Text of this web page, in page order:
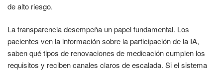
de alto riesgo.
La transparencia desempeña un papel fundamental. Los
pacientes ven la información sobre la participación de la IA,
saben qué tipos de renovaciones de medicación cumplen los
requisitos y reciben canales claros de escalada. Si el sistema